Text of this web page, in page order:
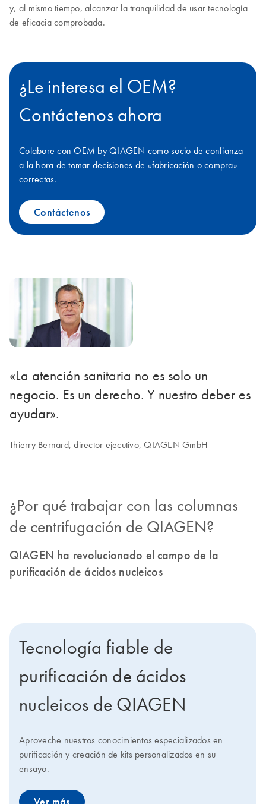
y, al mismo tiempo, alcanzar la tranquilidad de usar tecnología
de eficacia comprobada.
¿Le interesa el OEM?
Contáctenos ahora
Colabore con OEM by QIAGEN como socio de confianza
a la hora de tomar decisiones de «fabricación o compra»
correctas.
Contáctenos
«La atención sanitaria no es solo un
negocio. Es un derecho. Y nuestro deber es
ayudar».
Thierry Bernard, director ejecutivo, QIAGEN GmbH
¿Por qué trabajar con las columnas
de centrifugación de QIAGEN?
QIAGEN ha revolucionado el campo de la
purificación de ácidos nucleicos
Tecnología fiable de
purificación de ácidos
nucleicos de QIAGEN
Aproveche nuestros conocimientos especializados en
purificación y creación de kits personalizados en su
ensayo.